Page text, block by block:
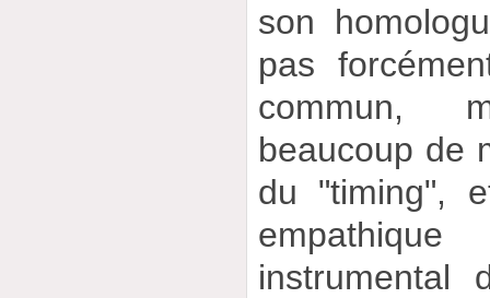
son
pas
commun,
beaucoup de
du "timing",
instrumental